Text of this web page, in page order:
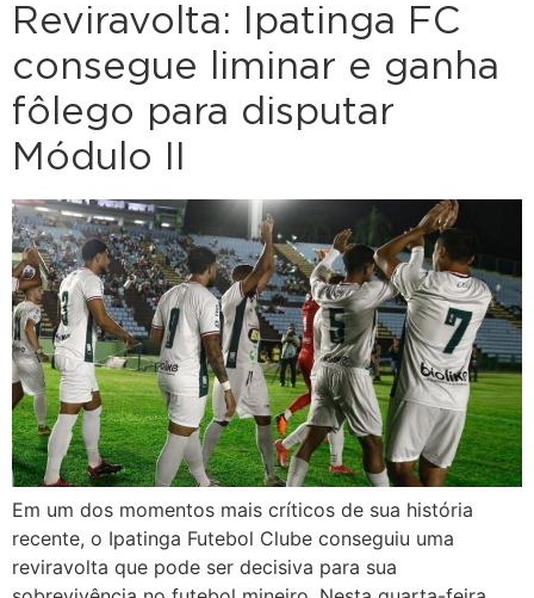
Reviravolta: Ipatinga FC
consegue liminar e ganha
fôlego para disputar
Módulo II
Em um dos momentos mais críticos de sua história
recente, o Ipatinga Futebol Clube conseguiu uma
reviravolta que pode ser decisiva para sua